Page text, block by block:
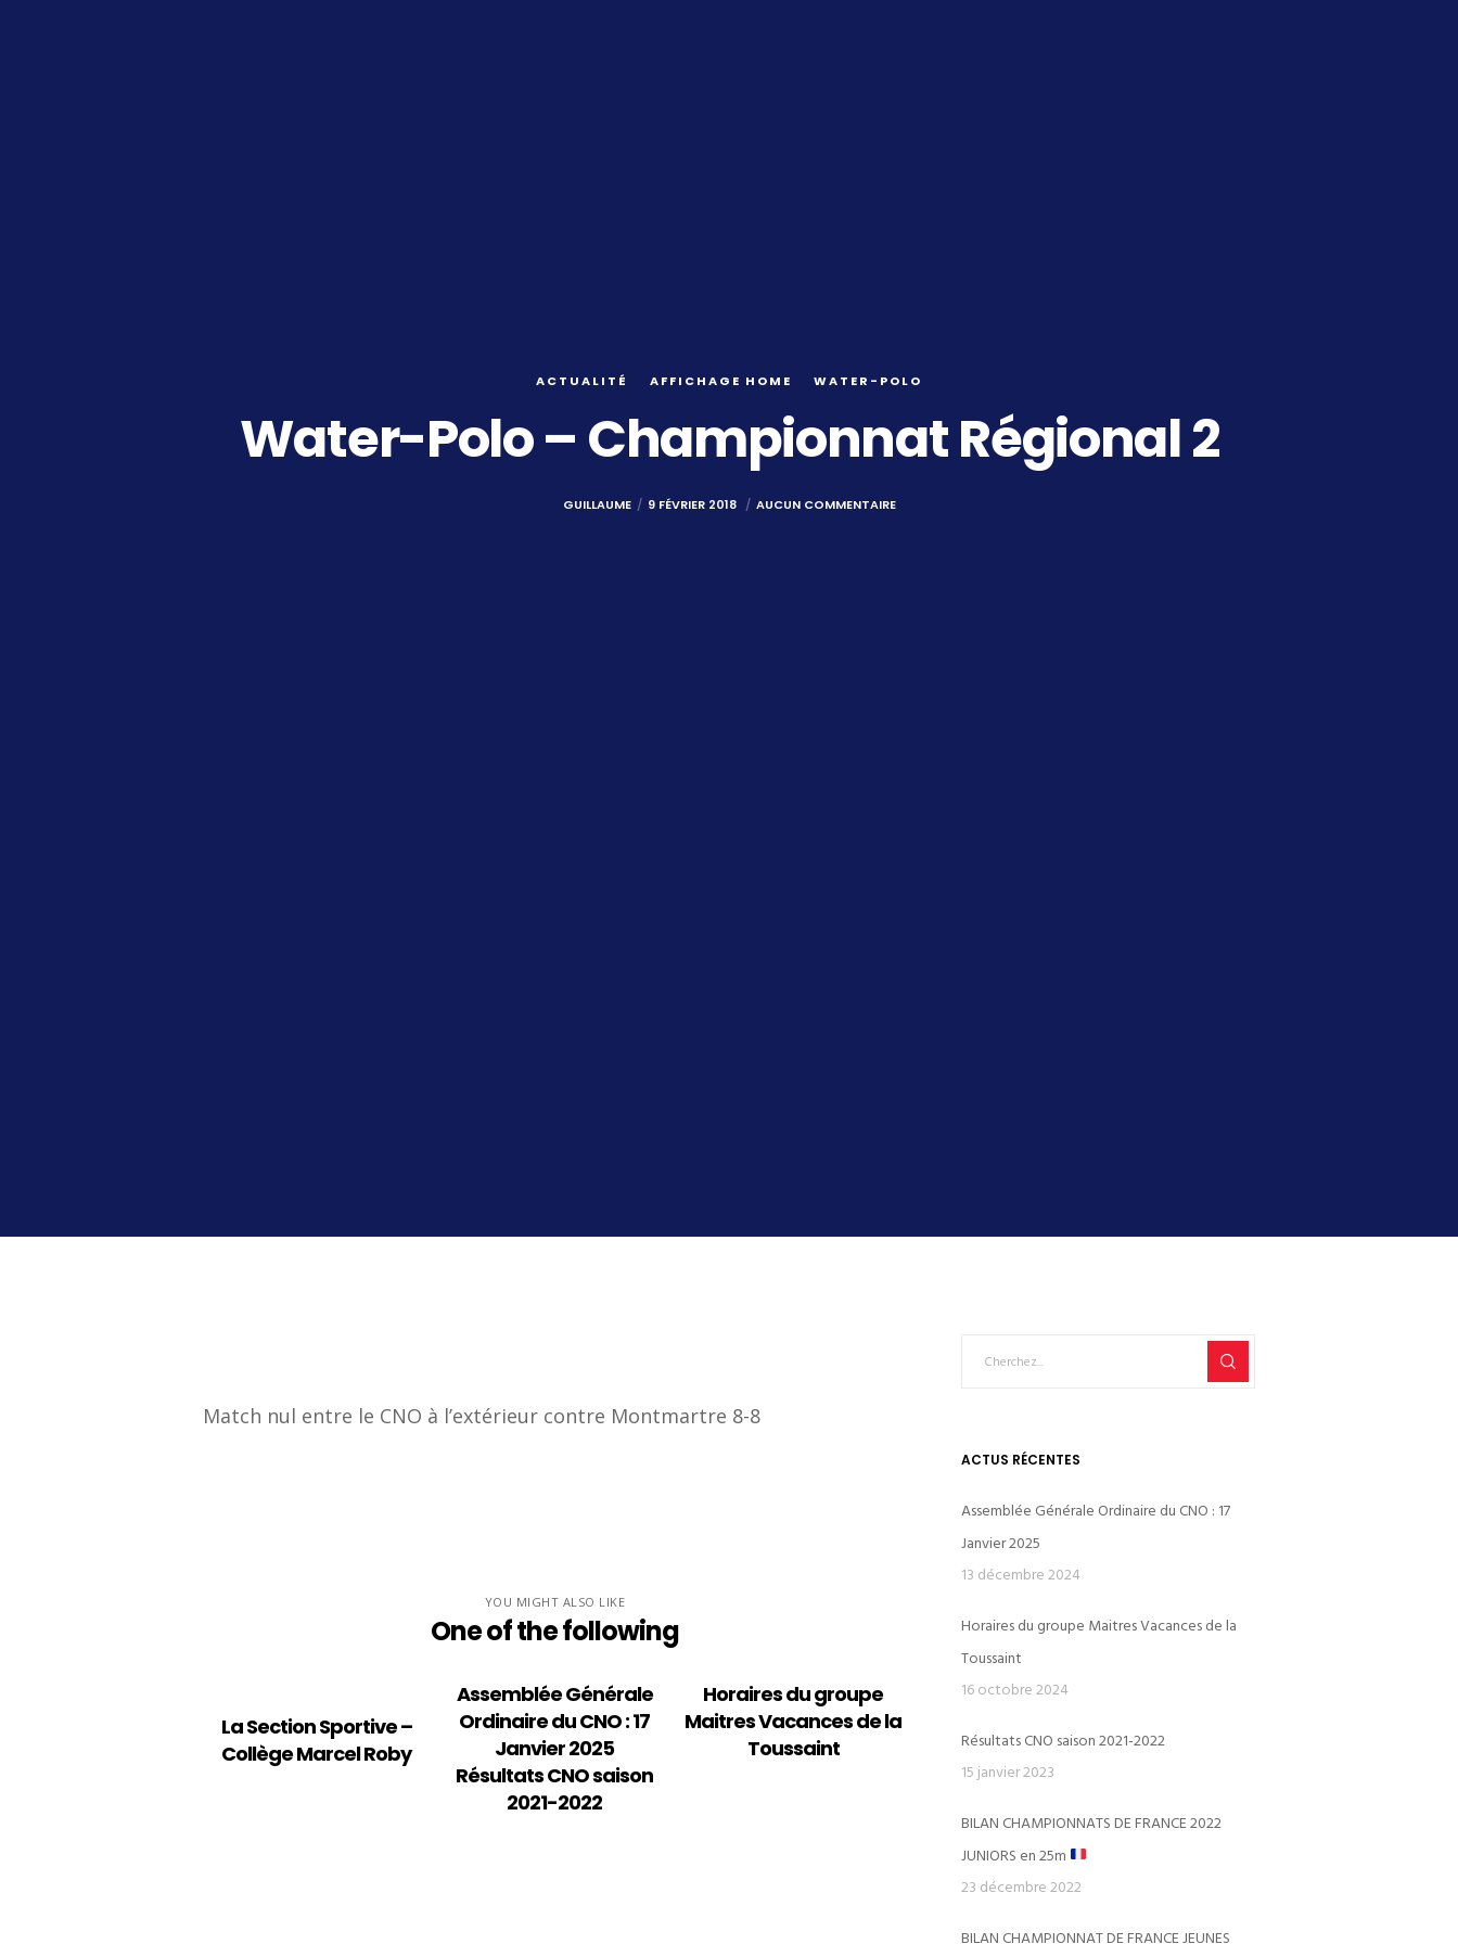
ACTUALITÉ AFFICHAGE HOME WATER-POLO
Water-Polo – Championnat Régional 2
GUILLAUME 9 FÉVRIER 2018 AUCUN COMMENTAIRE
Match nul entre le CNO à l’extérieur contre Montmartre 8-8
YOU MIGHT ALSO LIKE
One of the following
La Section Sportive –
Collège Marcel Roby
Assemblée Générale
Ordinaire du CNO : 17
Janvier 2025
Horaires du groupe
Maitres Vacances de la
Toussaint
Résultats CNO saison
2021-2022
ACTUS RÉCENTES
Assemblée Générale Ordinaire du CNO : 17
Janvier 2025
13 décembre 2024
Horaires du groupe Maitres Vacances de la
Toussaint
16 octobre 2024
Résultats CNO saison 2021-2022
15 janvier 2023
BILAN CHAMPIONNATS DE FRANCE 2022
JUNIORS en 25m
23 décembre 2022
BILAN CHAMPIONNAT DE FRANCE JEUNES
Ecole de Natation Française – ENF
Les groupes de compétition
Natation Adultes Maitres (+ de 18 ans)
Piscine du Dôme St-Germain-en-Laye
78100 SAINT GERMAIN-EN-LAYE